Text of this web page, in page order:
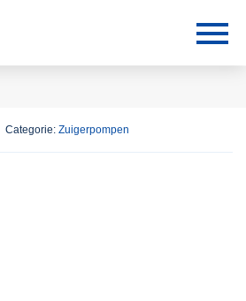
Categorie: Zuigerpompen